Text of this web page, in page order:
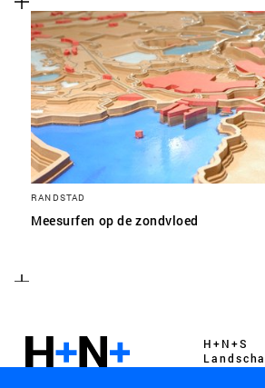
RANDSTAD
Meesurfen op de zondvloed
H+N+S